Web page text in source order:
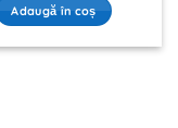
Adaugă în coș